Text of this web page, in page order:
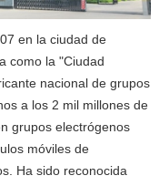
en la ciudad de
como la "Ciudad
nacional de grupos
a los 2 mil millones de
grupos electrógenos
móviles de
Ha sido reconocida